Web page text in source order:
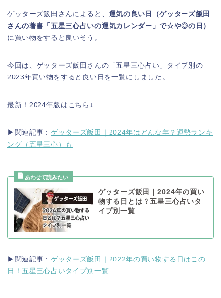
ゲッターズ飯田さんによると、 運気の良い日（ゲッターズ飯田
さんの著書「五星三心占いの運気カレンダー」で☆や◎の日）
に買い物をすると良いそう。
今回は、ゲッターズ飯田さんの「五星三心占い」タイプ別の
2023年買い物をすると良い日を一覧にしました。
最新！2024年版はこちら↓
▶関連記事：ゲッターズ飯田｜2024年はどんな年？運勢ランキ
ング（五星三心）も
ゲッターズ飯田｜2024年の買い
物する日とは？五星三心占いタ
イプ別一覧
▶関連記事：ゲッターズ飯田｜2022年の買い物する日はこの
日！五星三心占いタイプ別一覧